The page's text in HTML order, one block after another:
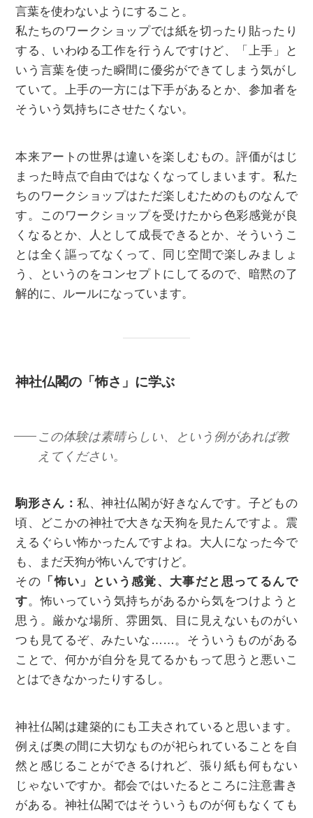
言葉を使わないようにすること。
私たちのワークショップでは紙を切ったり貼ったり
する、いわゆる工作を行うんですけど、「上手」と
いう言葉を使った瞬間に優劣ができてしまう気がし
ていて。上手の一方には下手があるとか、参加者を
そういう気持ちにさせたくない。
本来アートの世界は違いを楽しむもの。評価がはじ
まった時点で自由ではなくなってしまいます。私た
ちのワークショップはただ楽しむためのものなんで
す。このワークショップを受けたから色彩感覚が良
くなるとか、人として成長できるとか、そういうこ
とは全く謳ってなくって、同じ空間で楽しみましょ
う、というのをコンセプトにしてるので、暗黙の了
解的に、ルールになっています。
神社仏閣の「怖さ」に学ぶ
この体験は素晴らしい、という例があれば教
えてください。
駒形さん：私、神社仏閣が好きなんです。子どもの
頃、どこかの神社で大きな天狗を見たんですよ。震
えるぐらい怖かったんですよね。大人になった今で
も、まだ天狗が怖いんですけど。
その 「怖い」という感覚、大事だと思ってるんで
す。怖いっていう気持ちがあるから気をつけようと
思う。厳かな場所、雰囲気、目に見えないものがい
つも見てるぞ、みたいな……。そういうものがある
ことで、何かが自分を見てるかもって思うと悪いこ
とはできなかったりするし。
神社仏閣は建築的にも工夫されていると思います。
例えば奥の間に大切なものが祀られていることを自
然と感じることができるけれど、張り紙も何もない
じゃないですか。都会ではいたるところに注意書き
がある。神社仏閣ではそういうものが何もなくても